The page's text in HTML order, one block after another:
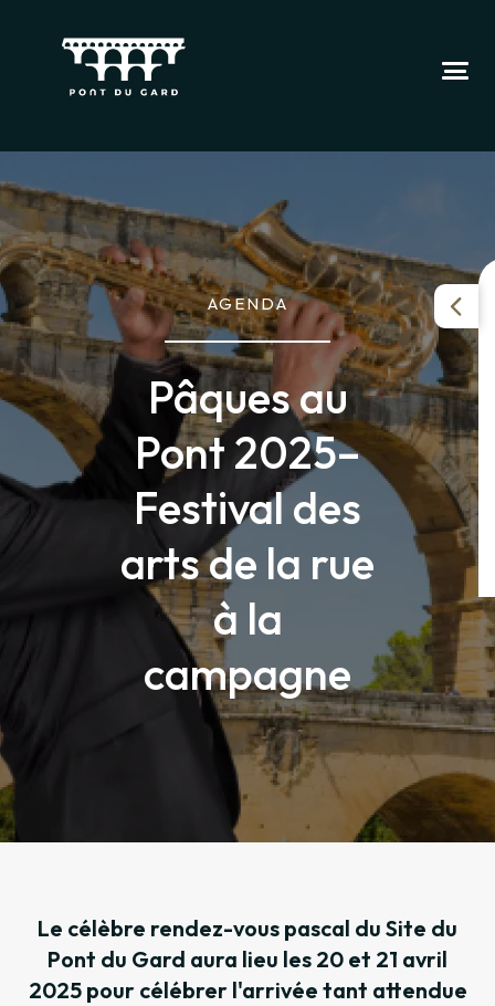
AGENDA
Pâques au
Pont 2025–
Festival des
arts de la rue
à la
campagne
Le célèbre rendez-vous pascal du Site du
Pont du Gard aura lieu les 20 et 21 avril
2025 pour célébrer l'arrivée tant attendue